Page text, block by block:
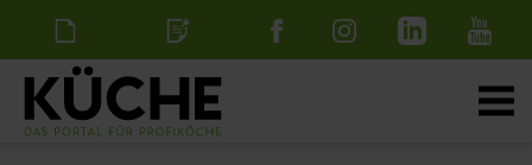
NewsletterStellenanzeige